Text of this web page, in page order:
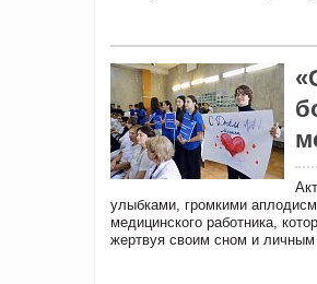
улыбками, громкими
медицинского работника,
жертвуя своим сном и личным